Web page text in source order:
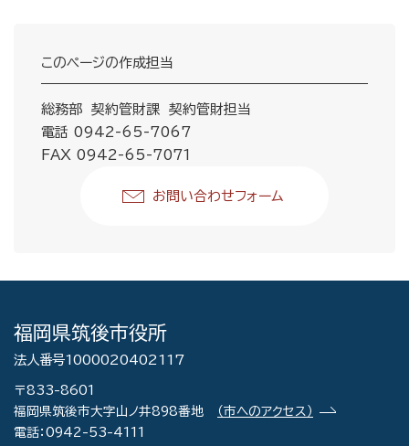
このページの作成担当
総務部 契約管財課 契約管財担当
電話 0942-65-7067
FAX 0942-65-7071
お問い合わせフォーム
福岡県筑後市役所
法人番号1000020402117
〒833-8601
福岡県筑後市大字山ノ井898番地
（市へのアクセス）
電話：0942-53-4111